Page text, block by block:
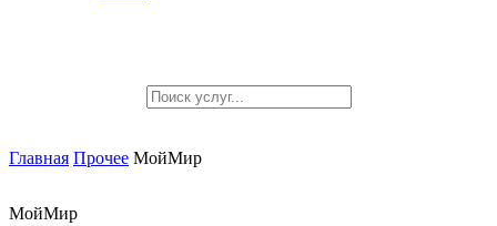
Главная Прочее МойМир
МойМир